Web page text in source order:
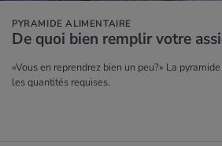
PYRAMIDE ALIMENTAIRE
De quoi bien rem­plir votre
«Vous en reprendrez bien un peu?» La
les quantités requises.